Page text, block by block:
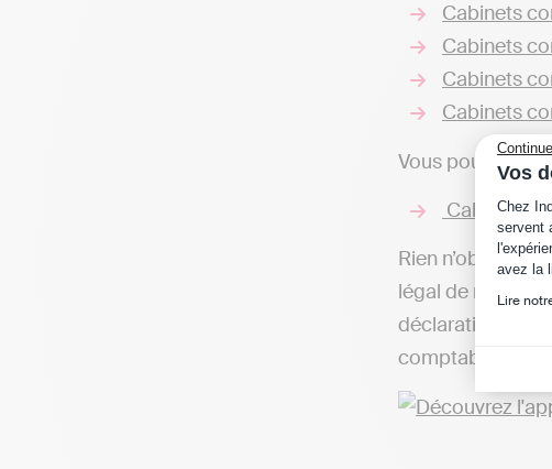
Vos
Chez
servent
avez la
Lire
Cabinets
Cabinets
Cabinets
Cabinets
Vous pouvez
Cabinets
Rien n’oblige
légal de réaliser
déclarations
comptable,